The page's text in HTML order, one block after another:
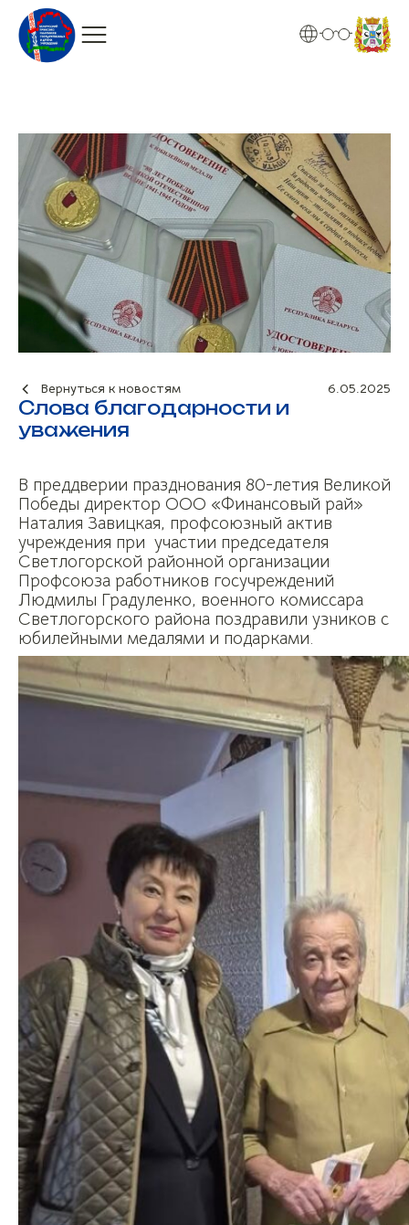
Вернуться к новостям 6.05.2025
Слова благодарности и
уважения
В преддверии празднования 80-летия Великой
Победы директор ООО «Финансовый рай»
Наталия Завицкая, профсоюзный актив
учреждения при участии председателя
Светлогорской районной организации
Профсоюза работников госучреждений
Людмилы Градуленко, военного комиссара
Светлогорского района поздравили узников с
юбилейными медалями и подарками.